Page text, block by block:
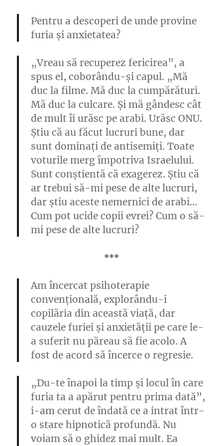
Pentru a descoperi de unde provine
furia și anxietatea?
„Vreau să recuperez fericirea”, a
spus el, coborându-și capul. „Mă
duc la filme. Mă duc la cumpărături.
Mă duc la culcare. Și mă gândesc cât
de mult îi urăsc pe arabi. Urăsc ONU.
Știu că au făcut lucruri bune, dar
sunt dominați de antisemiți. Toate
voturile merg împotriva Israelului.
Sunt conștientă că exagerez. Știu că
ar trebui să-mi pese de alte lucruri,
dar știu aceste nemernici de arabi…
Cum pot ucide copii evrei? Cum o să-
mi pese de alte lucruri?
***
Am încercat psihoterapie
convențională, explorându-i
copilăria din această viață, dar
cauzele furiei și anxietății pe care le-
a suferit nu păreau să fie acolo. A
fost de acord să încerce o regresie.
„Du-te înapoi la timp și locul în care
furia ta a apărut pentru prima dată”,
i-am cerut de îndată ce a intrat într-
o stare hipnotică profundă. Nu
voiam să o ghidez mai mult. Ea